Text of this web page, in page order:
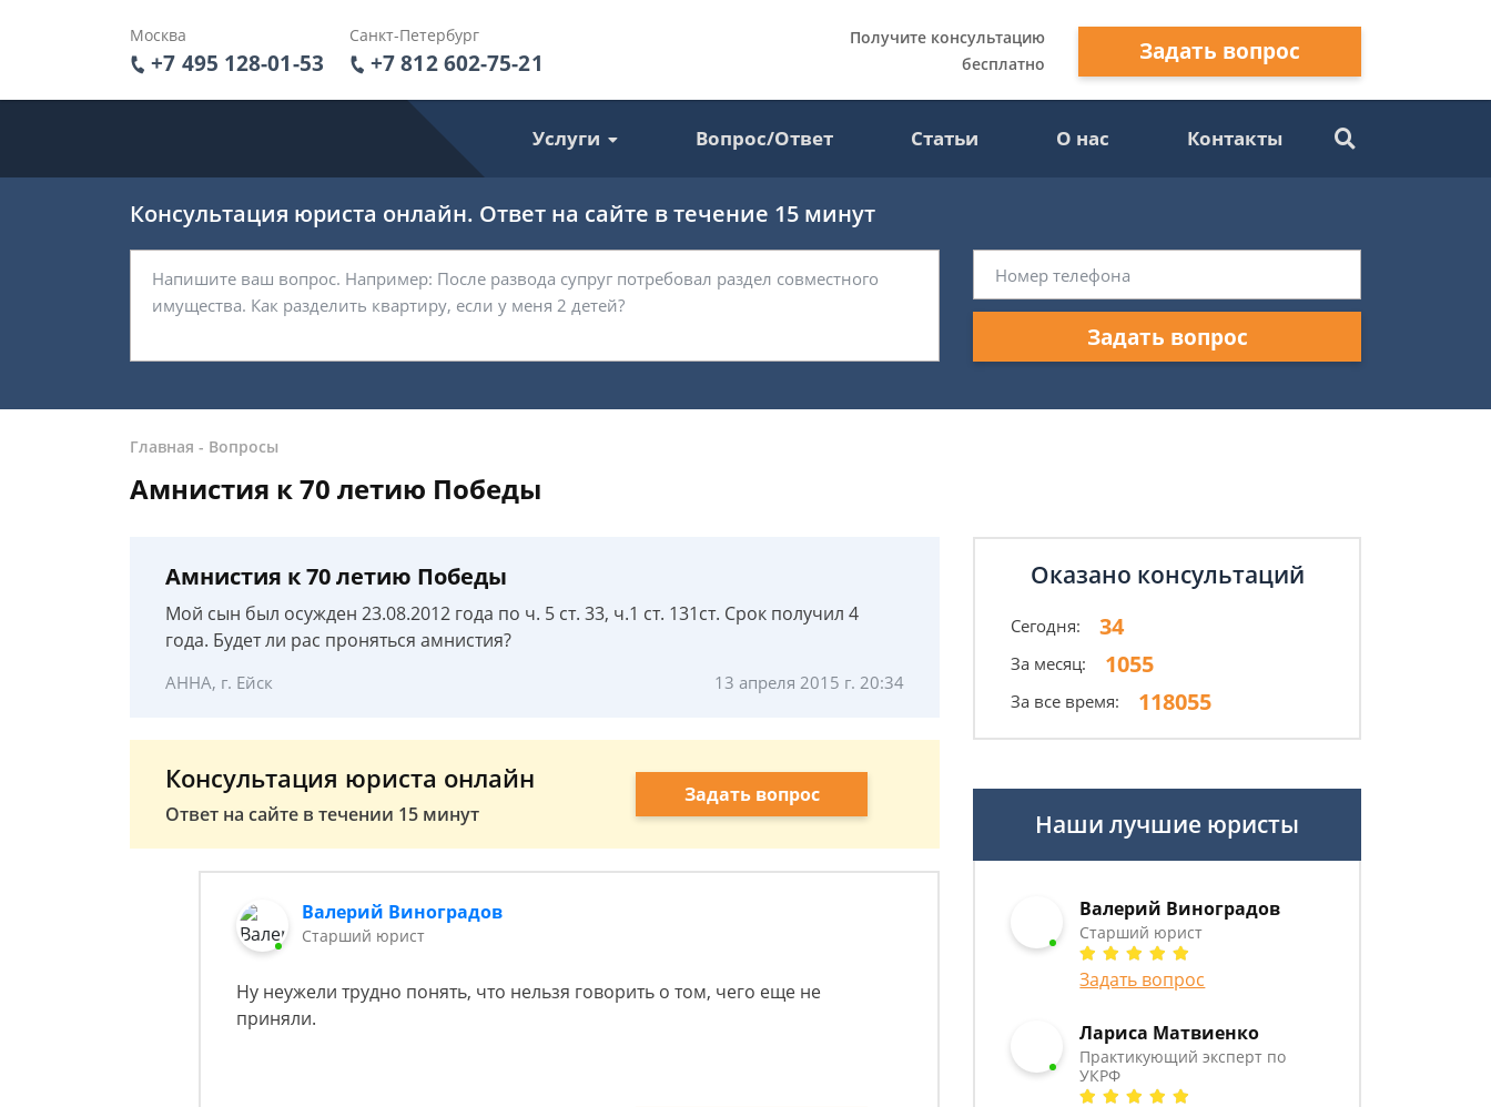
Москва
+7 495 128-01-53
Санкт-Петербург
+7 812 602-75-21
Получите консультацию
бесплатно
Задать вопрос
Услуги Вопрос/Ответ Статьи О нас Контакты
Консультация юриста онлайн. Ответ на сайте в течение 15 минут
Задать вопрос
Главная - Вопросы
Амнистия к 70 летию Победы
Амнистия к 70 летию Победы
Мой сын был осужден 23.08.2012 года по ч. 5 ст. 33, ч.1 ст. 131ст. Срок получил 4
года. Будет ли рас проняться амнистия?
АННА, г. Ейск 13 апреля 2015 г. 20:34
Консультация юриста онлайн
Ответ на сайте в течении 15 минут
Задать вопрос
Валерий Виноградов
Старший юрист
Ну неужели трудно понять, что нельзя говорить о том, чего еще не
приняли.
Оказано консультаций
Сегодня: 34
За месяц: 1055
За все время: 118055
Наши лучшие юристы
Валерий Виноградов
Старший юрист
Задать вопрос
Лариса Матвиенко
Практикующий эксперт по
УКРФ